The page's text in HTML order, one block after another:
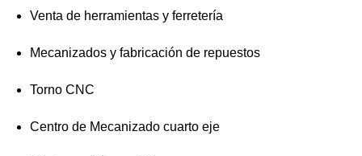
Venta de herramientas y ferretería
Mecanizados y fabricación de repuestos
Torno CNC
Centro de Mecanizado cuarto eje